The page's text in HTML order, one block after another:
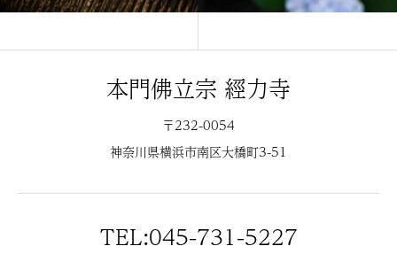
本門佛立宗 經力寺
〒232-0054
神奈川県横浜市南区大橋町3-51
TEL:045-731-5227